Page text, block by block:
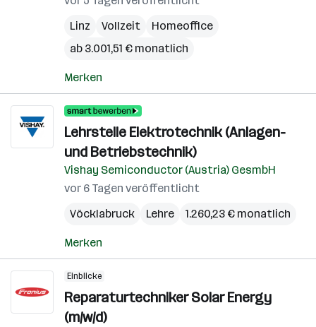
Linz
Vollzeit
Homeoffice
ab 3.001,51 € monatlich
Merken
Lehrstelle Elektrotechnik (Anlagen-
und Betriebstechnik)
Vishay Semiconductor (Austria) GesmbH
vor 6 Tagen veröffentlicht
Vöcklabruck
Lehre 1.260,23 € monatlich
Merken
Einblicke
Reparaturtechniker Solar Energy
(m/w/d)